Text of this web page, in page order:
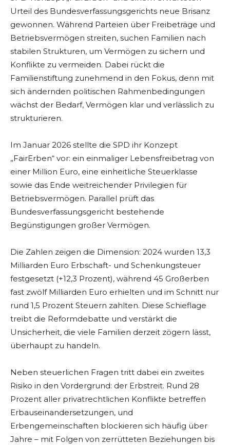
Urteil des Bundesverfassungsgerichts neue Brisanz
gewonnen. Während Parteien über Freibeträge und
Betriebsvermögen streiten, suchen Familien nach
stabilen Strukturen, um Vermögen zu sichern und
Konflikte zu vermeiden. Dabei rückt die
Familienstiftung zunehmend in den Fokus, denn mit
sich ändernden politischen Rahmenbedingungen
wächst der Bedarf, Vermögen klar und verlässlich zu
strukturieren.
Im Januar 2026 stellte die SPD ihr Konzept
„FairErben“ vor: ein einmaliger Lebensfreibetrag von
einer Million Euro, eine einheitliche Steuerklasse
sowie das Ende weitreichender Privilegien für
Betriebsvermögen. Parallel prüft das
Bundesverfassungsgericht bestehende
Begünstigungen großer Vermögen.
Die Zahlen zeigen die Dimension: 2024 wurden 13,3
Milliarden Euro Erbschaft- und Schenkungsteuer
festgesetzt (+12,3 Prozent), während 45 Großerben
fast zwölf Milliarden Euro erhielten und im Schnitt nur
rund 1,5 Prozent Steuern zahlten. Diese Schieflage
treibt die Reformdebatte und verstärkt die
Unsicherheit, die viele Familien derzeit zögern lässt,
überhaupt zu handeln.
Neben steuerlichen Fragen tritt dabei ein zweites
Risiko in den Vordergrund: der Erbstreit. Rund 28
Prozent aller privatrechtlichen Konflikte betreffen
Erbauseinandersetzungen, und
Erbengemeinschaften blockieren sich häufig über
Jahre – mit Folgen von zerrütteten Beziehungen bis